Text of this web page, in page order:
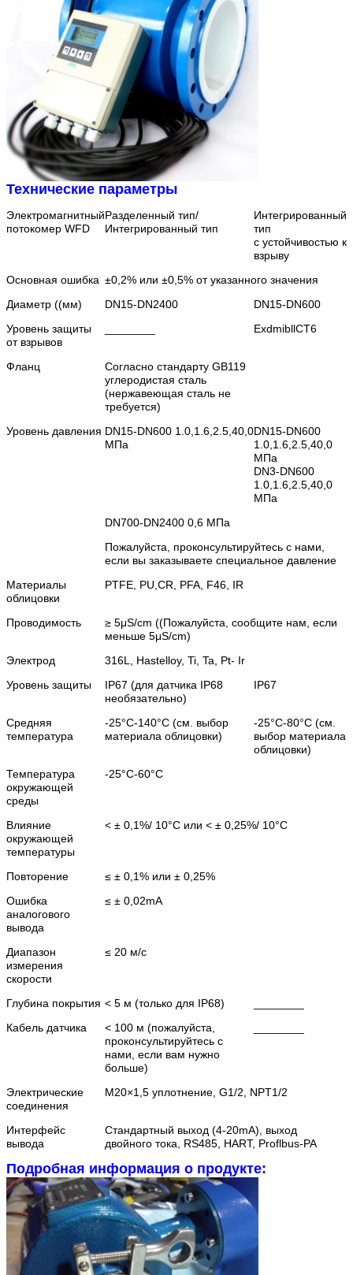
Технические параметры
Электромагнитный
потокомер WFD
Разделенный тип/
Интегрированный тип
Интегрированный
тип
с устойчивостью к
взрыву
Основная ошибка ±0,2% или ±0,5% от указанного значения
Диаметр ((мм)
DN15-DN2400
DN15-DN600
Уровень защиты
от взрывов
ExdmibllCT6
Фланц
Согласно стандарту GB119
углеродистая сталь
(нержавеющая сталь не
требуется)
Уровень давления DN15-DN600 1.0,1.6,2.5,40,0
МПа
DN15-DN600
1.0,1.6,2.5,40,0
МПа
DN3-DN600
1.0,1.6,2.5,40,0
МПа
DN700-DN2400 0,6 МПа
Пожалуйста, проконсультируйтесь с нами,
если вы заказываете специальное давление
Материалы
облицовки
PTFE, PU,CR, PFA, F46, IR
Проводимость
≥ 5μS/cm ((Пожалуйста, сообщите нам, если
меньше 5μS/cm)
Электрод
316L, Hastelloy, Ti, Ta, Pt- Ir
Уровень защиты
IP67 (для датчика IP68
необязательно)
IP67
Средняя
температура
-25°C-140°C (см. выбор
материала облицовки)
-25°C-80°C (см.
выбор материала
облицовки)
Температура
окружающей
среды
-25°C-60°C
Влияние
окружающей
температуры
< ± 0,1%/ 10°C или < ± 0,25%/ 10°C
Повторение
≤ ± 0,1% или ± 0,25%
Ошибка
аналогового
вывода
≤ ± 0,02mA
Диапазон
измерения
скорости
≤ 20 м/с
Глубина покрытия < 5 м (только для IP68)
Кабель датчика
< 100 м (пожалуйста,
проконсультируйтесь с
нами, если вам нужно
больше)
Электрические
соединения
М20×1,5 уплотнение, G1/2, NPT1/2
Интерфейс
вывода
Стандартный выход (4-20mA), выход
двойного тока, RS485, HART, Proflbus-PA
Подробная информация о продукте: